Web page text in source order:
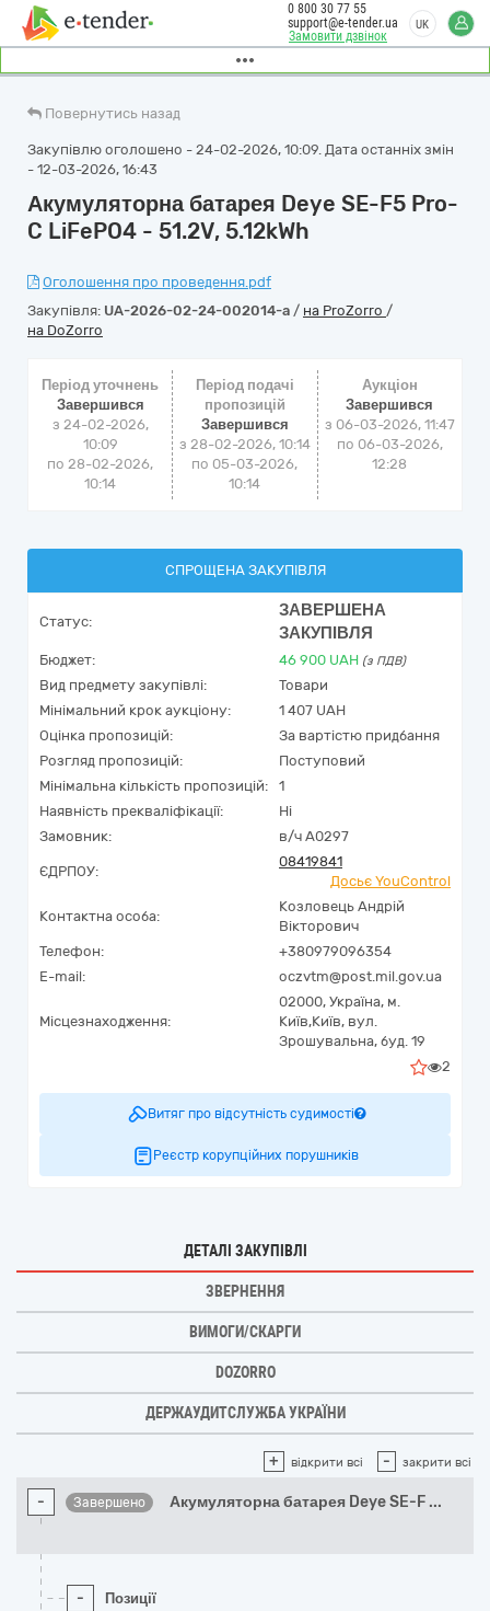
Замовити дзвінок
0 800 30 77 55
support@e-tender.ua
UK
Повернутись назад
Закупівлю оголошено - 24-02-2026, 10:09. Дата останніх змін
- 12-03-2026, 16:43
Акумуляторна батарея Deye SE-F5 Pro-
C LiFePO4 - 51.2V, 5.12kWh
Оголошення про проведення.pdf
Закупівля: UA-2026-02-24-002014-a / на ProZorro /
на DoZorro
Період уточнень
Завершився
з 24-02-2026,
10:09
по 28-02-2026,
10:14
Період подачі
пропозицій
Завершився
з 28-02-2026, 10:14
по 05-03-2026,
10:14
Аукціон
Завершився
з 06-03-2026, 11:47
по 06-03-2026,
12:28
СПРОЩЕНА ЗАКУПІВЛЯ
Статус:
ЗАВЕРШЕНА
ЗАКУПІВЛЯ
Бюджет: 46 900 UAH (з ПДВ)
Вид предмету закупівлі:
Товари
Мінімальний крок аукціону:
1 407 UAH
Оцінка пропозицій:
За вартістю придбання
Розгляд пропозицій:
Поступовий
Мінімальна кількість пропозицій:
1
Наявність прекваліфікації:
Ні
Замовник:
в/ч А0297
ЄДРПОУ:
08419841
Досьє YouControl
Контактна особа:
Козловець Андрій
Вікторович
Телефон:
+380979096354
E-mail:
oczvtm@post.mil.gov.ua
Місцезнаходження:
02000, Україна, м.
Київ,Київ, вул.
Зрошувальна, буд. 19
2
Витяг про відсутність судимості
Реєстр корупційних порушників
ДЕТАЛІ ЗАКУПІВЛІ
ЗВЕРНЕННЯ
ВИМОГИ/СКАРГИ
DOZORRO
ДЕРЖАУДИТСЛУЖБА УКРАЇНИ
+ відкрити всі - закрити всі
- Завершено Акумуляторна батарея Deye SE-F ...
- Позиції